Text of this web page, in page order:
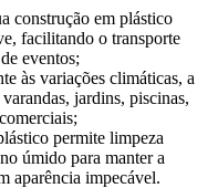
construção em plástico
facilitando o transporte
eventos;
às variações climáticas, a
jardins, piscinas,
permite limpeza
úmido para manter a
aparência impecável.